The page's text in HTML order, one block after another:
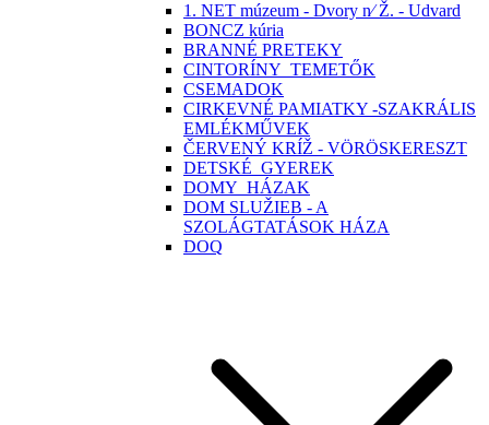
1. NET múzeum - Dvory n⁄ Ž. - Udvard
BONCZ kúria
BRANNÉ PRETEKY
CINTORÍNY_TEMETŐK
CSEMADOK
CIRKEVNÉ PAMIATKY -SZAKRÁLIS
EMLÉKMŰVEK
ČERVENÝ KRÍŽ - VÖRÖSKERESZT
DETSKÉ_GYEREK
DOMY_HÁZAK
DOM SLUŽIEB - A
SZOLÁGTATÁSOK HÁZA
DOQ